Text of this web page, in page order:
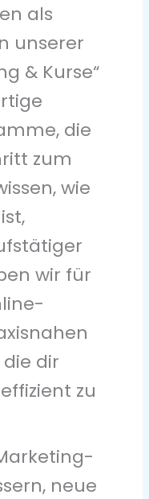
als
unserer
& Kurse“
die
zum
wie
wir für
dir
zu
neue